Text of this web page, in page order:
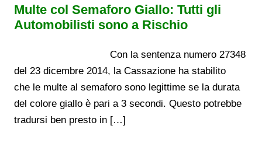
Multe col Semaforo Giallo: Tutti gli
Automobilisti sono a Rischio
Con la sentenza numero 27348
del 23 dicembre 2014, la Cassazione ha stabilito
che le multe al semaforo sono legittime se la durata
del colore giallo è pari a 3 secondi. Questo potrebbe
tradursi ben presto in […]